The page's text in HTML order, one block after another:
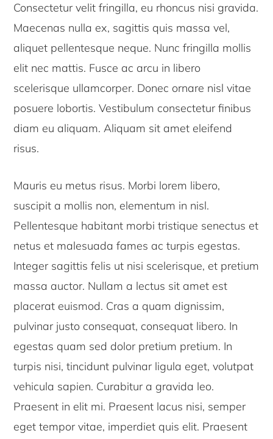
Consectetur velit fringilla, eu rhoncus nisi gravida.
Maecenas nulla ex, sagittis quis massa vel,
aliquet pellentesque neque. Nunc fringilla mollis
elit nec mattis. Fusce ac arcu in libero
scelerisque ullamcorper. Donec ornare nisl vitae
posuere lobortis. Vestibulum consectetur finibus
diam eu aliquam. Aliquam sit amet eleifend
risus.
Mauris eu metus risus. Morbi lorem libero,
suscipit a mollis non, elementum in nisl.
Pellentesque habitant morbi tristique senectus et
netus et malesuada fames ac turpis egestas.
Integer sagittis felis ut nisi scelerisque, et pretium
massa auctor. Nullam a lectus sit amet est
placerat euismod. Cras a quam dignissim,
pulvinar justo consequat, consequat libero. In
egestas quam sed dolor pretium pretium. In
turpis nisi, tincidunt pulvinar ligula eget, volutpat
vehicula sapien. Curabitur a gravida leo.
Praesent in elit mi. Praesent lacus nisi, semper
eget tempor vitae, imperdiet quis elit. Praesent